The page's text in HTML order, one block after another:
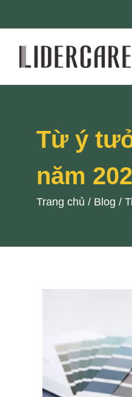
Từ ý
năm
Trang chủ / Blog /